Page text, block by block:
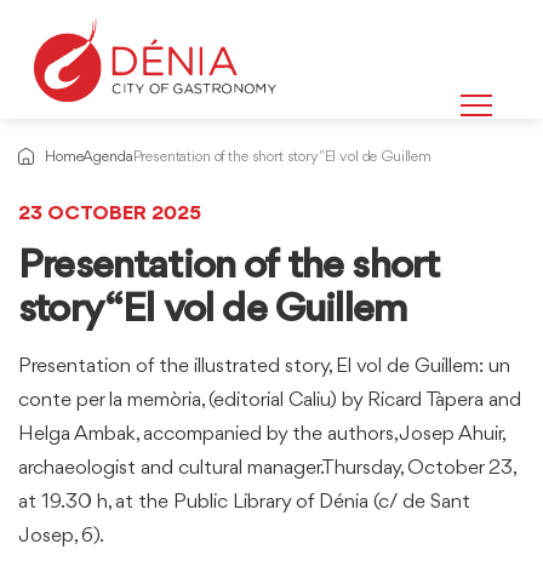
HomeAgenda Presentation of the short story "El vol de Guillem
23 OCTOBER 2025
Presentation of the short
story “El vol de Guillem
Presentation of the illustrated story, El vol de Guillem: un
conte per la memòria, (editorial Caliu) by Ricard Tàpera and
Helga Ambak, accompanied by the authors, Josep Ahuir,
archaeologist and cultural manager.Thursday, October 23,
at 19.30 h, at the Public Library of Dénia (c/ de Sant
Josep, 6).